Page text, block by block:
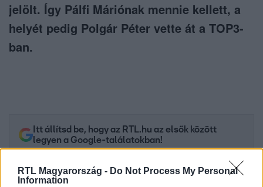
RTL Magyarország - Do Not Process My Personal
Information
jelölt. Így Pálfi Máriónak mennie kellett, a
helyét pedig Polgár Péter vette át a TOP3-
ban.
Itt állítsd be, hogy az RTL.hu az elsők között
legyen a Google-találatokban!